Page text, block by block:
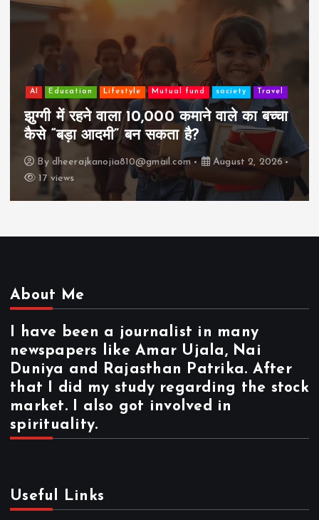
AI Education Lifestyle Mutual fund society Travel
झुग्गी में रहने वाला 10,000 कमाने वाले का बच्चा
कैसे “बड़ा आदमी” बन सकता है?
By dheerajkanojia810@gmail.com
August 2, 2026
17 views
About Me
I have been a journalist in many
newspapers like Amar Ujala, Nai
Duniya and Rajasthan Patrika. After
that I did my study regarding the stock
market. I also got involved in
spirituality.
Useful Links